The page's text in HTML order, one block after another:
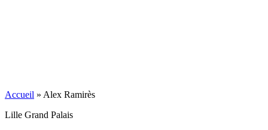
Accueil » Alex Ramirès
Lille Grand Palais